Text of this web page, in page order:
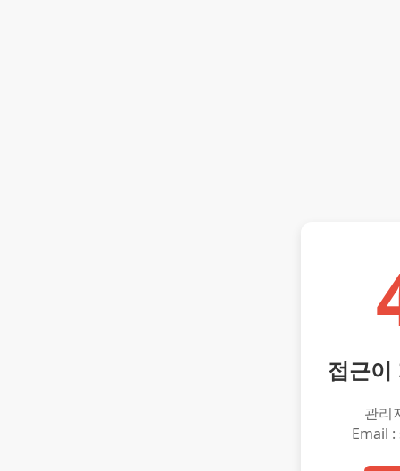
접근이
관리
Email